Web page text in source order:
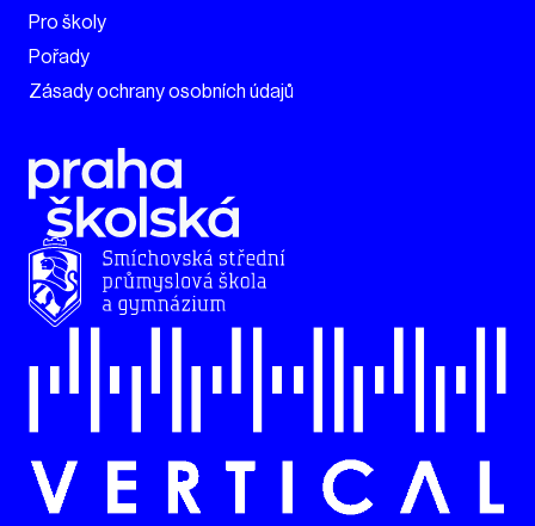
Pro školy
Pořady
Zásady ochrany osobních údajů